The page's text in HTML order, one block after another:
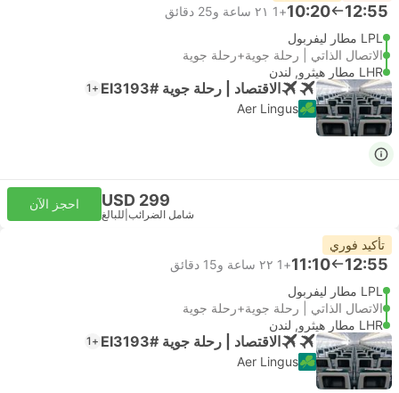
12:55
10:20
+1
٢١ ساعة و‫25 دقائق
LPL مطار ليفربول
الاتصال الذاتي | رحلة جوية+رحلة جوية
LHR مطار هيثرو, لندن
الاقتصاد | رحلة جوية #EI3193 +1
Aer Lingus
USD 299
شامل الضرائب للبالغ
احجز الآن
تأكيد فوري
12:55
11:10
+1
٢٢ ساعة و‫15 دقائق
LPL مطار ليفربول
الاتصال الذاتي | رحلة جوية+رحلة جوية
LHR مطار هيثرو, لندن
الاقتصاد | رحلة جوية #EI3193 +1
Aer Lingus